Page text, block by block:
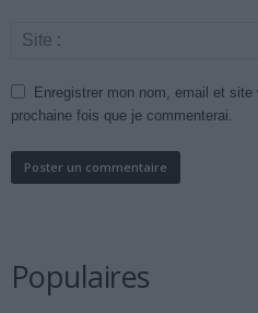
Enregistrer mon nom, email et
prochaine fois que je commenterai.
Populaires